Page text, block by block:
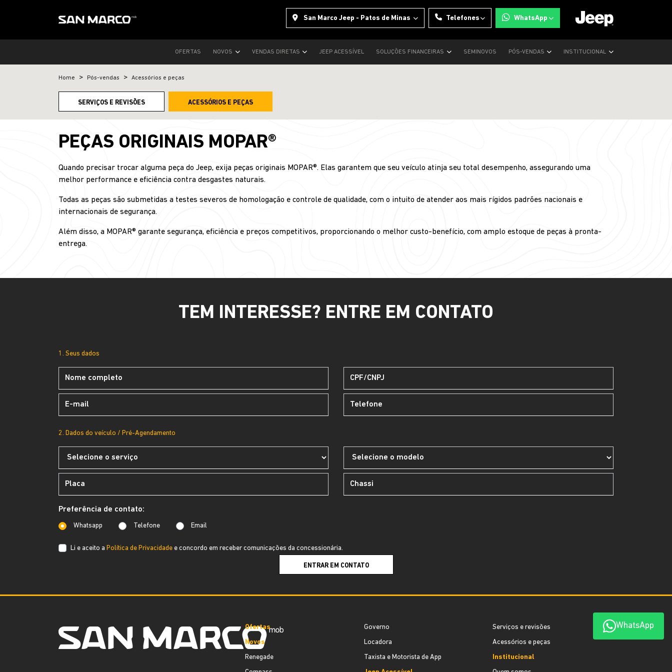
San Marco Jeep - Patos de Minas Telefones WhatsApp
OFERTAS NOVOS VENDAS DIRETAS JEEP ACESSÍVEL SOLUÇÕES FINANCEIRAS SEMINOVOS PÓS-VENDAS INSTITUCIONAL
Home Pós-vendas Acessórios e peças
SERVIÇOS E REVISÕES ACESSÓRIOS E PEÇAS
PEÇAS ORIGINAIS MOPAR®
Quando precisar trocar alguma peça do Jeep, exija peças originais MOPAR®. Elas garantem que seu veículo atinja seu total desempenho, assegurando uma
melhor performance e eficiência contra desgastes naturais.
Todas as peças são submetidas a testes severos de homologação e controle de qualidade, com o intuito de atender aos mais rígidos padrões nacionais e
internacionais de segurança.
Além disso, a MOPAR® garante segurança, eficiência e preços competitivos, proporcionando o melhor custo-benefício, com amplo estoque de peças à pronta-
entrega.
TEM INTERESSE? ENTRE EM CONTATO
1. Seus dados
2. Dados do veículo / Pré-Agendamento
Preferência de contato:
Whatsapp Telefone Email
Li e aceito a Política de Privacidade e concordo em receber comunicações da concessionária.
ENTRAR EM CONTATO
WhatsApp
Ofertas
Novos
Renegade
Governo
Locadora
Taxista e Motorista de App
Serviços e revisões
Acessórios e peças
Institucional